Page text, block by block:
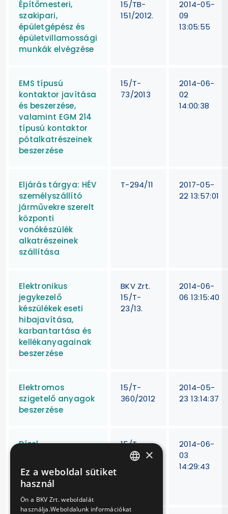
Építőmesteri,
szakipari,
épületgépész és
épületvillamossági
munkák elvégzése
15/TB-
151/2012.
2014-05-
09
13:05:55
EMS típusú
kontaktor javítása
és beszerzése,
valamint EGM 214
típusú kontaktor
pótalkatrészeinek
beszerzése
15/T-
73/2013
2014-06-
02
14:00:38
Eljárás tárgya: HÉV
személyszállító
járművekre szerelt
központi
vonókészülék
alkatrészeinek
szállítása
T-294/11
2017-05-
22 13:57:01
Elektronikus
jegykezelő
készülékek eseti
hibajavítása,
karbantartása és
kellékanyagainak
beszerzése
BKV Zrt.
15/T-
23/13.
2014-06-
06 13:15:40
Elektromos
szigetelő anyagok
beszerzése
15/T-
360/2012
2014-05-
23 13:14:37
Dízel
szivattyúk és
tápszivattyúk
felújítása
15/T-
336/12
2014-06-
03
14:29:43
×
Ez a weboldal sütiket
használ
Ön a BKV Zrt. weboldalát
használja.Weboldalunk információkat